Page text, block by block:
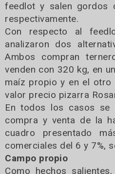
feedlot y salen gordos
respectivamente.
Con respecto al
analizaron dos
Ambos compran
venden con 320 kg, en
maíz propio y en el otro
valor precio pizarra
En todos los casos se
compra y venta de la
cuadro presentado
comerciales del 6 y 7%,
Campo propio
Como hechos